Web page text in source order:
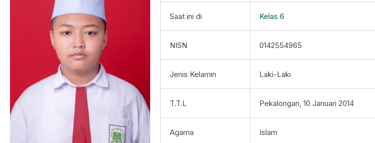
Saat ini di Kelas 6
NISN 0142554965
Jenis Kelamin Laki-Laki
T.T.L Pekalongan, 10 Januari 2014
Agama Islam